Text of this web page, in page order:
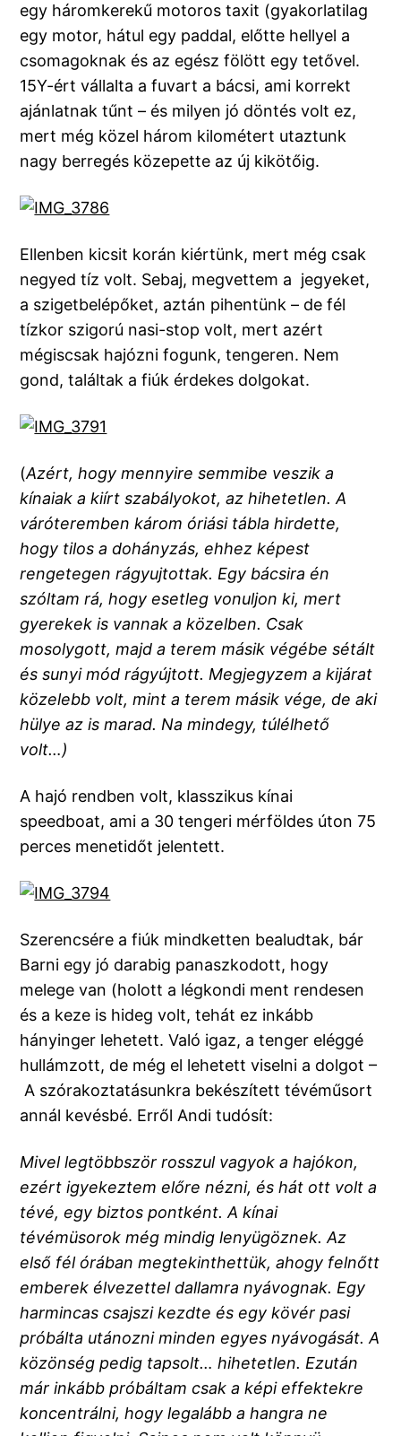
egy háromkerekű motoros taxit (gyakorlatilag
egy motor, hátul egy paddal, előtte hellyel a
csomagoknak és az egész fölött egy tetővel.
15Y-ért vállalta a fuvart a bácsi, ami korrekt
ajánlatnak tűnt – és milyen jó döntés volt ez,
mert még közel három kilométert utaztunk
nagy berregés közepette az új kikötőig.
Ellenben kicsit korán kiértünk, mert még csak
negyed tíz volt. Sebaj, megvettem a jegyeket,
a szigetbelépőket, aztán pihentünk – de fél
tízkor szigorú nasi-stop volt, mert azért
mégiscsak hajózni fogunk, tengeren. Nem
gond, találtak a fiúk érdekes dolgokat.
(Azért, hogy mennyire semmibe veszik a
kínaiak a kiírt szabályokot, az hihetetlen. A
váróteremben károm óriási tábla hirdette,
hogy tilos a dohányzás, ehhez képest
rengetegen rágyujtottak. Egy bácsira én
szóltam rá, hogy esetleg vonuljon ki, mert
gyerekek is vannak a közelben. Csak
mosolygott, majd a terem másik végébe sétált
és sunyi mód rágyújtott. Megjegyzem a kijárat
közelebb volt, mint a terem másik vége, de aki
hülye az is marad. Na mindegy, túlélhető
volt…)
A hajó rendben volt, klasszikus kínai
speedboat, ami a 30 tengeri mérföldes úton 75
perces menetidőt jelentett.
Szerencsére a fiúk mindketten bealudtak, bár
Barni egy jó darabig panaszkodott, hogy
melege van (holott a légkondi ment rendesen
és a keze is hideg volt, tehát ez inkább
hányinger lehetett. Való igaz, a tenger eléggé
hullámzott, de még el lehetett viselni a dolgot –
A szórakoztatásunkra bekészített tévéműsort
annál kevésbé. Erről Andi tudósít:
Mivel legtöbbször rosszul vagyok a hajókon,
ezért igyekeztem előre nézni, és hát ott volt a
tévé, egy biztos pontként. A kínai
tévémüsorok még mindig lenyügöznek. Az
első fél órában megtekinthettük, ahogy felnőtt
emberek élvezettel dallamra nyávognak. Egy
harmincas csajszi kezdte és egy kövér pasi
próbálta utánozni minden egyes nyávogását. A
közönség pedig tapsolt… hihetetlen. Ezután
már inkább próbáltam csak a képi effektekre
koncentrálni, hogy legalább a hangra ne